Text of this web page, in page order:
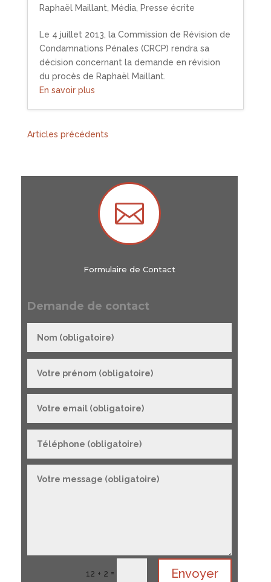
Raphaël Maillant, Média, Presse écrite
Le 4 juillet 2013, la Commission de Révision de
Condamnations Pénales (CRCP) rendra sa
décision concernant la demande en révision
du procès de Raphaël Maillant.
En savoir plus

Formulaire de Contact
Demande de contact
12 + 2 = Envoyer